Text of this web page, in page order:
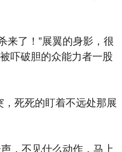
了！”展翼的身影，很
吓破胆的众能力者一股
死的盯着不远处那展
不见什么动作，马上